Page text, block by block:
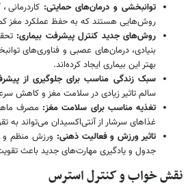
توانبخشی و درمان‌های حمایتی:
روش‌هایی هستند که به حفظ عملکرد مغز
روش‌های جدید کنترل پیشرفت بیماری:
بنیادی، درمان‌های عصبی و فناوری‌های
بهتر این بیماری ایجاد کرده‌اند.
سبک زندگی مناسب برای جلوگیری از
سالم تاثیر زیادی در سلامت مغز و کاهش
تغذیه مناسب برای سلامت مغز: مصرف
غذاهای سرشار از آنتی‌اکسیدان می‌تواند به
تاثیر ورزش و فعالیت ذهنی: ورزش منظم و
جدول و یادگیری مهارت‌های جدید باعث
نقش خواب و کنترل استرس